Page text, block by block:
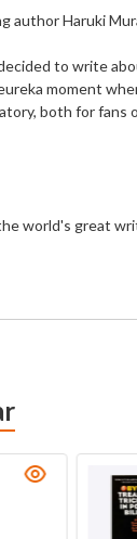
author Haruki
moment
both for
world's great